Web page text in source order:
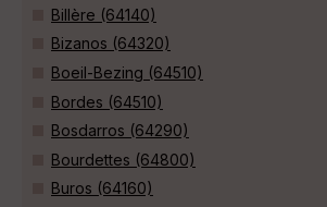
Billère (64140)
Bizanos (64320)
Boeil-Bezing (64510)
Bordes (64510)
Bosdarros (64290)
Bourdettes (64800)
Buros (64160)